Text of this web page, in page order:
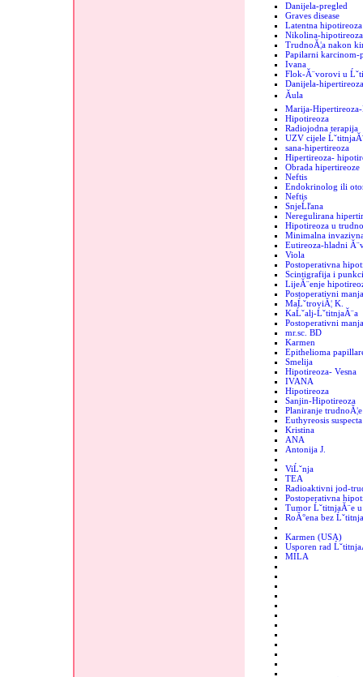
Danijela-pregled
Graves disease
Latentna hipotireoza
Nikolina-hipotireoza
TrudnoĂ¦a nakon
Papilarni karcinom-
Ivana
Flok-Ă¨vorovi u
Danijela-hipertireoza
Ăula
Marija-
Hipotireoza
Radiojodna terapija
UZV cijele
sana-hipertireoza
Hipertireoza-
Obrada hipertireoze
Neftis
Endokrinolog ili
Neftis
SnjeĹľana
Neregulirana
Hipotireoza u
Minimalna
Eutireoza-hladni
Viola
Postoperativna
Scintigrafija i
LijeĂ¨enje
Postoperativni
MaĹˇtroviĂ¦ K.
KaĹˇalj-ĹˇtitnjaĂ¨a
Postoperativni
mr.sc. BD
Karmen
Epithelioma
Smelija
Hipotireoza- Vesna
IVANA
Hipotireoza
Sanjin-Hipotireoza
Planiranje trudnoĂ¦e
Euthyreosis suspecta
Kristina
ANA
Antonija J.
ViĹˇnja
TEA
Radioaktivni jod-
Postoperativna
Tumor ĹˇtitnjaĂ¨e
RoĂ°ena bez
Karmen (USA)
Usporen rad
MILA